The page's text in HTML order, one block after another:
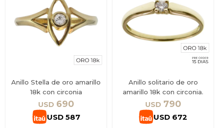
Anillo Stella de oro amarillo
18k con circonia
USD 690
USD 587
Anillo solitario de oro
amarillo 18k con circonia.
USD 790
USD 672